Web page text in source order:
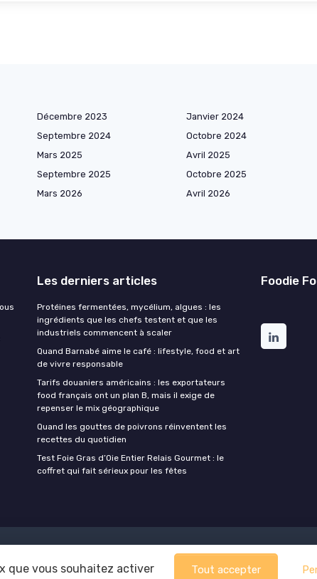
Décembre 2023 Janvier 2024
Septembre 2024 Octobre 2024
Mars 2025 Avril 2025
Septembre 2025 Octobre 2025
Mars 2026 Avril 2026
Les derniers articles
Protéines fermentées, mycélium, algues : les
ingrédients que les chefs testent et que les
industriels commencent à scaler
Quand Barnabé aime le café : lifestyle, food et art
de vivre responsable
Tarifs douaniers américains : les exportateurs
food français ont un plan B, mais il exige de
repenser le mix géographique
Quand les gouttes de poivrons réinventent les
recettes du quotidien
Test Foie Gras d’Oie Entier Relais Gourmet : le
coffret qui fait sérieux pour les fêtes
Foodie
Food 2026
que vous souhaitez activer Tout accepter